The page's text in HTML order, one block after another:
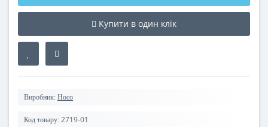
Купити в один клік
Виробник: Hoco
Код товару: 2719-01